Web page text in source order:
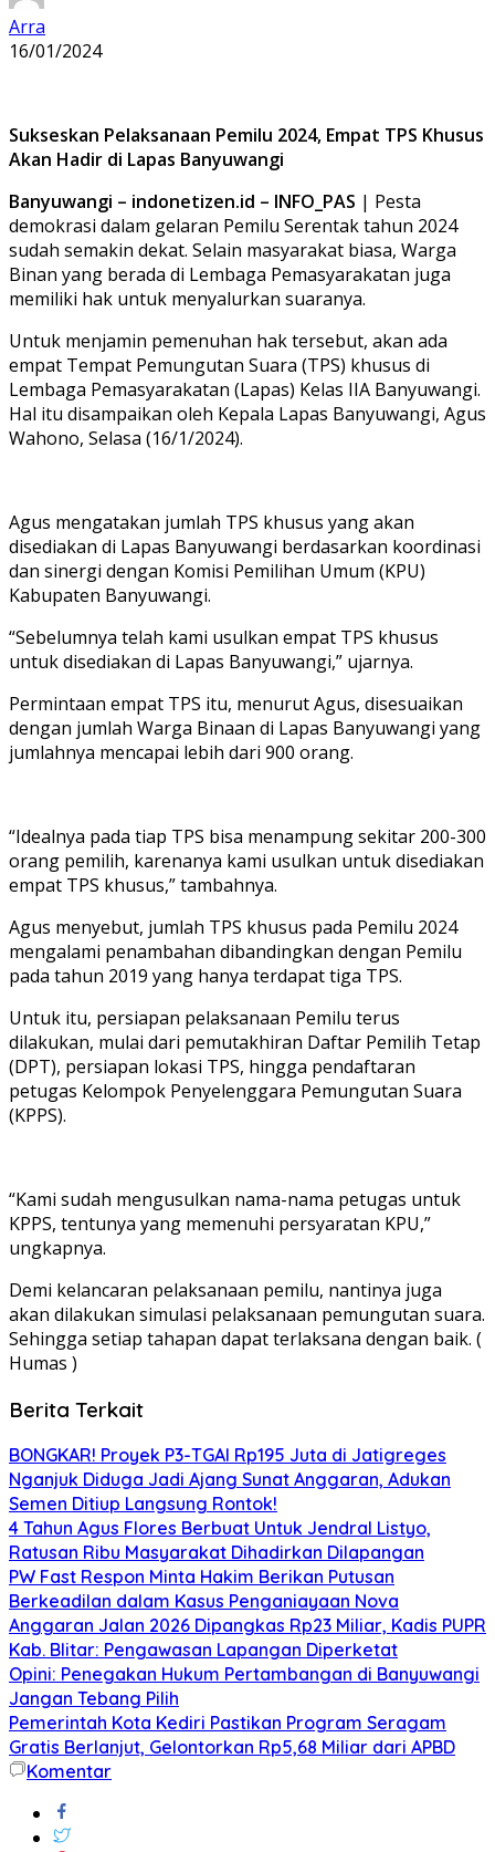
Arra
16/01/2024
Sukseskan Pelaksanaan Pemilu 2024, Empat TPS Khusus
Akan Hadir di Lapas Banyuwangi
Banyuwangi – indonetizen.id – INFO_PAS | Pesta
demokrasi dalam gelaran Pemilu Serentak tahun 2024
sudah semakin dekat. Selain masyarakat biasa, Warga
Binan yang berada di Lembaga Pemasyarakatan juga
memiliki hak untuk menyalurkan suaranya.
Untuk menjamin pemenuhan hak tersebut, akan ada
empat Tempat Pemungutan Suara (TPS) khusus di
Lembaga Pemasyarakatan (Lapas) Kelas IIA Banyuwangi.
Hal itu disampaikan oleh Kepala Lapas Banyuwangi, Agus
Wahono, Selasa (16/1/2024).
Agus mengatakan jumlah TPS khusus yang akan
disediakan di Lapas Banyuwangi berdasarkan koordinasi
dan sinergi dengan Komisi Pemilihan Umum (KPU)
Kabupaten Banyuwangi.
“Sebelumnya telah kami usulkan empat TPS khusus
untuk disediakan di Lapas Banyuwangi,” ujarnya.
Permintaan empat TPS itu, menurut Agus, disesuaikan
dengan jumlah Warga Binaan di Lapas Banyuwangi yang
jumlahnya mencapai lebih dari 900 orang.
“Idealnya pada tiap TPS bisa menampung sekitar 200-300
orang pemilih, karenanya kami usulkan untuk disediakan
empat TPS khusus,” tambahnya.
Agus menyebut, jumlah TPS khusus pada Pemilu 2024
mengalami penambahan dibandingkan dengan Pemilu
pada tahun 2019 yang hanya terdapat tiga TPS.
Untuk itu, persiapan pelaksanaan Pemilu terus
dilakukan, mulai dari pemutakhiran Daftar Pemilih Tetap
(DPT), persiapan lokasi TPS, hingga pendaftaran
petugas Kelompok Penyelenggara Pemungutan Suara
(KPPS).
“Kami sudah mengusulkan nama-nama petugas untuk
KPPS, tentunya yang memenuhi persyaratan KPU,”
ungkapnya.
Demi kelancaran pelaksanaan pemilu, nantinya juga
akan dilakukan simulasi pelaksanaan pemungutan suara.
Sehingga setiap tahapan dapat terlaksana dengan baik. (
Humas )
Berita Terkait
BONGKAR! Proyek P3-TGAI Rp195 Juta di Jatigreges
Nganjuk Diduga Jadi Ajang Sunat Anggaran, Adukan
Semen Ditiup Langsung Rontok!
4 Tahun Agus Flores Berbuat Untuk Jendral Listyo,
Ratusan Ribu Masyarakat Dihadirkan Dilapangan
PW Fast Respon Minta Hakim Berikan Putusan
Berkeadilan dalam Kasus Penganiayaan Nova
Anggaran Jalan 2026 Dipangkas Rp23 Miliar, Kadis PUPR
Kab. Blitar: Pengawasan Lapangan Diperketat
Opini: Penegakan Hukum Pertambangan di Banyuwangi
Jangan Tebang Pilih
Pemerintah Kota Kediri Pastikan Program Seragam
Gratis Berlanjut, Gelontorkan Rp5,68 Miliar dari APBD
Komentar